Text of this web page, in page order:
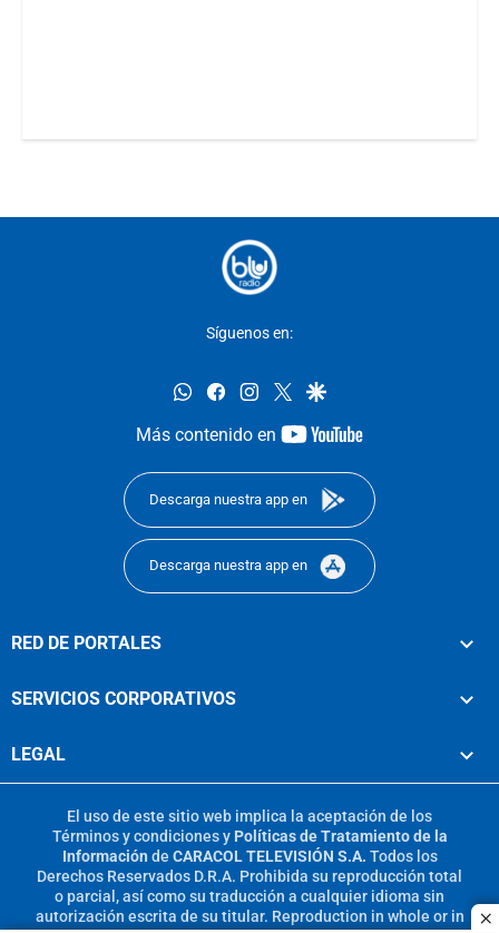
Síguenos en:
whatsappfacebookinstagram
twittergoogle
Más contenido en
youtube-
Descarga nuestra app en
Descarga nuestra app en
RED DE PORTALES
SERVICIOS CORPORATIVOS
LEGAL
El uso de este sitio web implica la aceptación de los
Términos y condicionesy Políticas de Tratamiento de la
Información de CARACOL TELEVISIÓN S.A. Todos los
Derechos Reservados D.R.A. Prohibida su reproducción total
o parcial, así como su traducción a cualquier idioma sin
autorización escrita de su titular. Reproduction in whole or in